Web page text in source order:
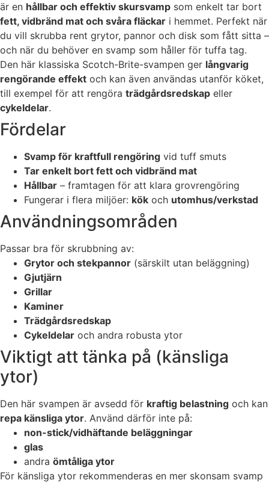
är en hållbar och effektiv skursvamp som enkelt tar bort
fett, vidbränd mat och svåra fläckar i hemmet. Perfekt när
du vill skrubba rent grytor, pannor och disk som fått sitta –
och när du behöver en svamp som håller för tuffa tag.
Den här klassiska Scotch-Brite-svampen ger långvarig
rengörande effekt och kan även användas utanför köket,
till exempel för att rengöra trädgårdsredskap eller
cykeldelar.
Fördelar
Svamp för kraftfull rengöring vid tuff smuts
Tar enkelt bort fett och vidbränd mat
Hållbar – framtagen för att klara grovrengöring
Fungerar i flera miljöer: kök och utomhus/verkstad
Användningsområden
Passar bra för skrubbning av:
Grytor och stekpannor (särskilt utan beläggning)
Gjutjärn
Grillar
Kaminer
Trädgårdsredskap
Cykeldelar och andra robusta ytor
Viktigt att tänka på (känsliga
ytor)
Den här svampen är avsedd för kraftig belastning och kan
repa känsliga ytor. Använd därför inte på:
non-stick/vidhäftande beläggningar
glas
andra ömtåliga ytor
För känsliga ytor rekommenderas en mer skonsam svamp
Upplevelse
För att vår
hemsida ska
prestera så
bra som
möjligt under
ditt besök.
de här
kommer viss
funktionalitet
att försvinna
från
hemsidan.
Marknadsföring
Genom att dela
med dig av dina
intressen och ditt
beteende när du
surfar ökar du
chansen att få se
personligt
anpassat innehåll
och erbjudanden.